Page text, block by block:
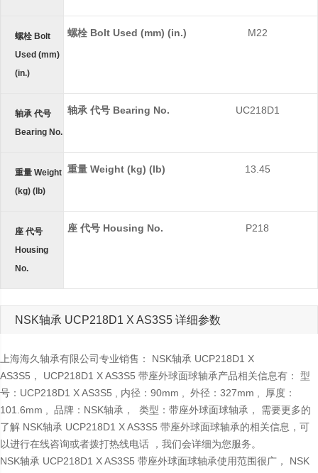
螺栓 Bolt
Used (mm)
(in.)
螺栓 Bolt Used (mm) (in.) M22
轴承 代号
Bearing No.
轴承 代号 Bearing No. UC218D1
重量 Weight
(kg) (lb)
重量 Weight (kg) (lb) 13.45
座 代号
Housing
No.
座 代号 Housing No. P218
NSK轴承 UCP218D1 X AS3S5 详细参数
上海海久轴承有限公司专业销售： NSK轴承 UCP218D1 X
AS3S5， UCP218D1 X AS3S5 带座外球面球轴承产品相关信息有： 型
号：UCP218D1 X AS3S5 , 内径：90mm , 外径：327mm , 厚度：
101.6mm , 品牌：NSK轴承， 类型：带座外球面球轴承， 需要更多的
了解 NSK轴承 UCP218D1 X AS3S5 带座外球面球轴承的相关信息，可
以进行在线咨询或者拨打热线电话 ，我们会详细为您服务。
NSK轴承 UCP218D1 X AS3S5 带座外球面球轴承使用范围很广， NSK